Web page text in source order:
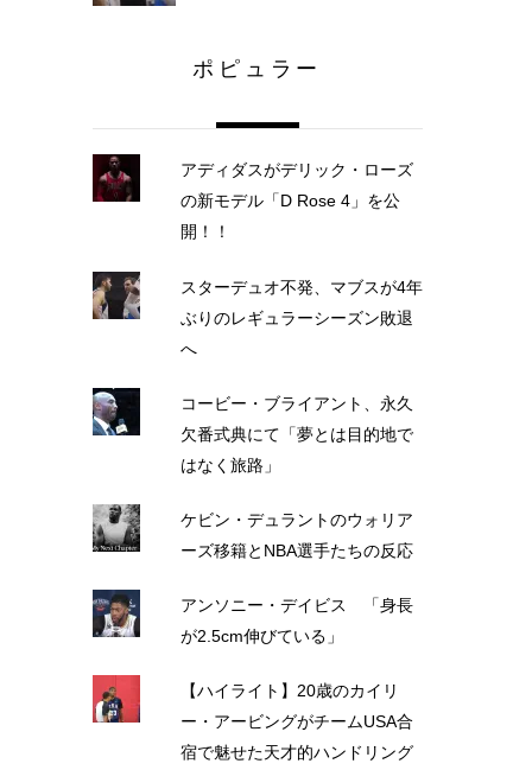
ポピュラー
アディダスがデリック・ローズ
の新モデル「D Rose 4」を公
開！！
スターデュオ不発、マブスが4年
ぶりのレギュラーシーズン敗退
へ
コービー・ブライアント、永久
欠番式典にて「夢とは目的地で
はなく旅路」
ケビン・デュラントのウォリア
ーズ移籍とNBA選手たちの反応
アンソニー・デイビス 「身長
が2.5cm伸びている」
【ハイライト】20歳のカイリ
ー・アービングがチームUSA合
宿で魅せた天才的ハンドリング